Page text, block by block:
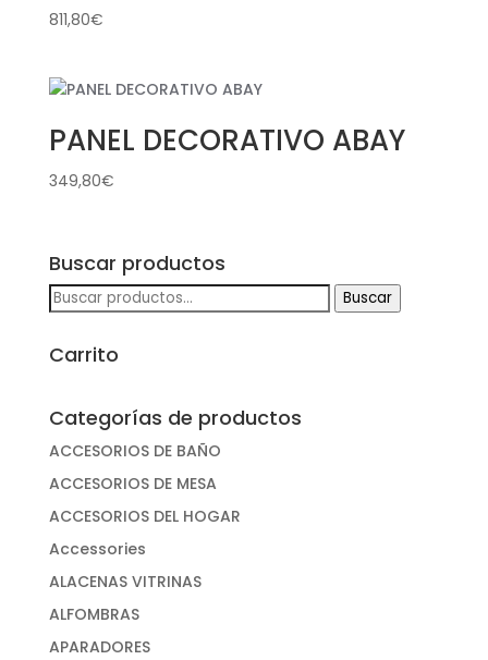
811,80€
PANEL DECORATIVO ABAY
349,80€
Buscar productos
Buscar
Buscar
Carrito
Categorías de productos
ACCESORIOS DE BAÑO
ACCESORIOS DE MESA
ACCESORIOS DEL HOGAR
Accessories
ALACENAS VITRINAS
ALFOMBRAS
APARADORES